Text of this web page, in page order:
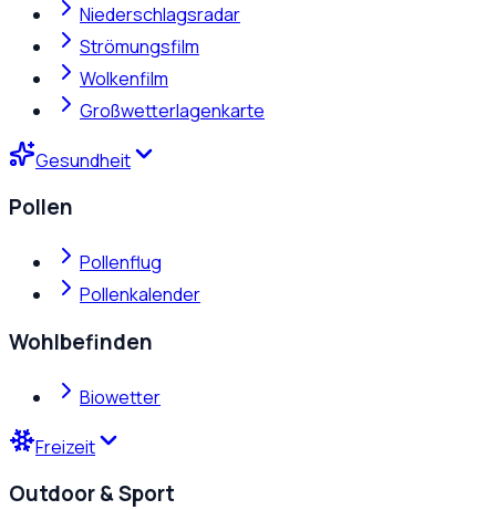
Niederschlagsradar
Strömungsfilm
Wolkenfilm
Großwetterlagenkarte
Gesundheit
Pollen
Pollenflug
Pollenkalender
Wohlbefinden
Biowetter
Freizeit
Outdoor & Sport